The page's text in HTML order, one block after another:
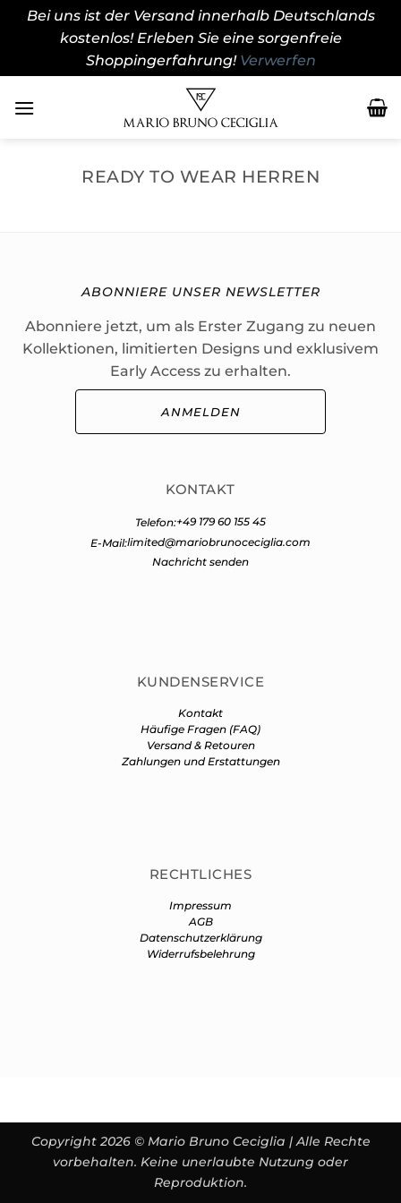
Bei uns ist der Versand innerhalb Deutschlands
kostenlos! Erleben Sie eine sorgenfreie
Shoppingerfahrung! Verwerfen
Inhalt
READY TO WEAR HERREN
ABONNIERE UNSER NEWSLETTER
Abonniere jetzt, um als Erster Zugang zu neuen
Kollektionen, limitierten Designs und exklusivem
Early Access zu erhalten.
ANMELDEN
KONTAKT
Telefon:+49 179 60 155 45
E-Mail:limited@mariobrunoceciglia.com
Nachricht senden
KUNDENSERVICE
Kontakt
Häufige Fragen (FAQ)
Versand & Retouren
Zahlungen und Erstattungen
RECHTLICHES
Impressum
AGB
Datenschutzerklärung
Widerrufsbelehrung
Copyright 2026 © Mario Bruno Ceciglia | Alle Rechte
vorbehalten. Keine unerlaubte Nutzung oder
Reproduktion.